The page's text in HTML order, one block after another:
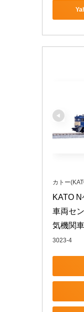
カトー
KATO
車両セ
気機関車
3023-4